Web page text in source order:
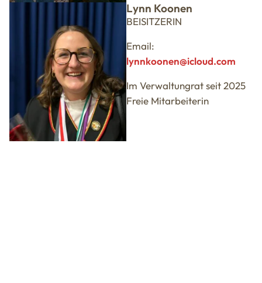
Lynn Koonen
BEISITZERIN
Email:
lynnkoonen@icloud.com
Im Verwaltungrat seit 2025
Freie Mitarbeiterin